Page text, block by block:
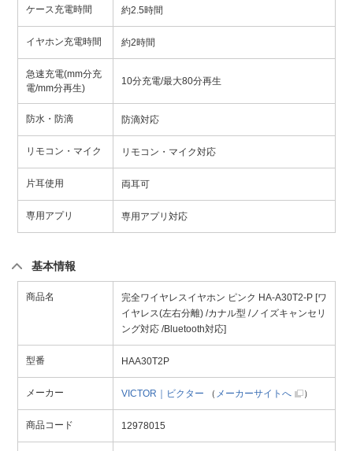
ケース充電時間 約2.5時間
イヤホン充電時間 約2時間
急速充電(mm分充
電/mm分再生)
10分充電/最大80分再生
防水・防滴 防滴対応
リモコン・マイク リモコン・マイク対応
片耳使用 両耳可
専用アプリ 専用アプリ対応
基本情報
商品名
完全ワイヤレスイヤホン ピンク HA-A30T2-P [ワ
イヤレス(左右分離) /カナル型 /ノイズキャンセリ
ング対応 /Bluetooth対応]
型番 HAA30T2P
メーカー VICTOR｜ビクター （ メーカーサイトへ ）
商品コード 12978015